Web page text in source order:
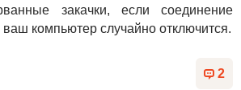
закачки, если соединение
компьютер случайно отключится.
2